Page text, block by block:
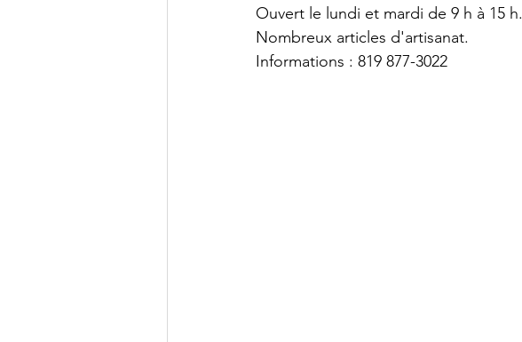
Ouvert le lundi et mardi de 9 h à 15 h.
Nombreux articles d'artisanat.
Informations : 819 877-3022